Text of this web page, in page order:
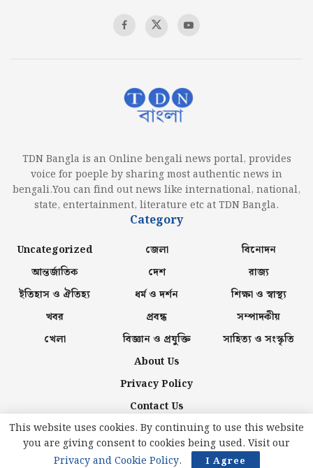
TDN Bangla is an Online bengali news portal, provides
voice for poeple by sharing most authentic news in
bengali.You can find out news like international, national,
state, entertainment, literature etc at TDN Bangla.
Category
Uncategorized
আন্তর্জাতিক
ইতিহাস ও ঐতিহ্য
খবর
খেলা
জেলা
দেশ
ধর্ম ও দর্শন
প্রবন্ধ
বিজ্ঞান ও প্রযুক্তি
বিনোদন
রাজ্য
শিক্ষা ও স্বাস্থ্য
সম্পাদকীয়
সাহিত্য ও সংস্কৃতি
About Us
Privacy Policy
Contact Us
© 2024 TDN Bangla | developed with ♥ byGS Kitchen
This website uses cookies. By continuing to use this website
you are giving consent to cookies being used. Visit our
Privacy and Cookie Policy. I Agree